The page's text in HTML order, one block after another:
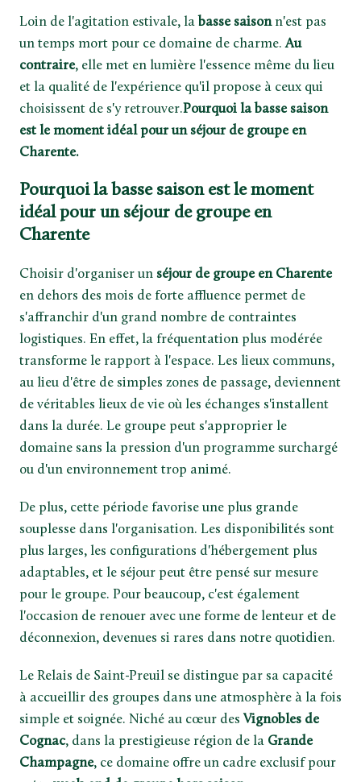
Loin de l'agitation estivale, la basse saisonn'est pas
un temps mort pour ce domaine de charme.Au
contraire, elle met en lumière l'essence même du lieu
et la qualité de l'expérience qu'il propose à ceux qui
choisissent de s'y retrouver.Pourquoi la basse saison
est le moment idéal pour un séjour de groupe en
Charente.
Pourquoi la basse saison est le moment
idéal pour un séjour de groupe en
Charente
Choisir d'organiser un séjour de groupe en Charente
en dehors des mois de forte affluence permet de
s'affranchir d'un grand nombre de contraintes
logistiques. En effet, la fréquentation plus modérée
transforme le rapport à l'espace. Les lieux communs,
au lieu d'être de simples zones de passage, deviennent
de véritables lieux de vie où les échanges s'installent
dans la durée. Le groupe peut s'approprier le
domaine sans la pression d'un programme surchargé
ou d'un environnement trop animé.
De plus, cette période favorise une plus grande
souplesse dans l'organisation. Les disponibilités sont
plus larges, les configurations d'hébergement plus
adaptables, et le séjour peut être pensé sur mesure
pour le groupe. Pour beaucoup, c'est également
l'occasion de renouer avec une forme de lenteur et de
déconnexion, devenues si rares dans notre quotidien.
Le Relais de Saint-Preuil se distingue par sa capacité
à accueillir des groupes dans une atmosphère à la fois
simple et soignée. Niché au cœur des Vignobles de
Cognac, dans la prestigieuse région de la Grande
Champagne, ce domaine offre un cadre exclusif pour